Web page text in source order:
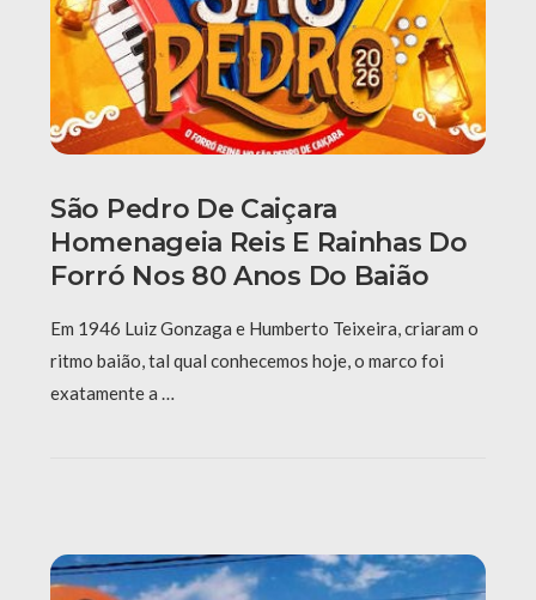
São Pedro De Caiçara
Homenageia Reis E Rainhas Do
Forró Nos 80 Anos Do Baião
Em 1946 Luiz Gonzaga e Humberto Teixeira, criaram o
ritmo baião, tal qual conhecemos hoje, o marco foi
exatamente a …